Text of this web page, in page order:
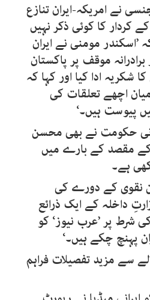
نے امریکہ-ایران تنازع
کردار کا کوئی ذکر نہیں
’اسکندر مومنی نے ایران
موقف پر پاکستان
شکریہ ادا کیا اور کہا کہ
اچھے تعلقات کی
پیوست ہیں۔‘
حکومت نے بھی محسن
مقصد کے بارے میں
ہے۔
نقوی کے دورے کی
داخلہ کے ایک ذرائع
شرط پر ’عرب نیوز‘ کو
پہنچ چکے ہیں۔‘
سے مزید تفصیلات فراہم